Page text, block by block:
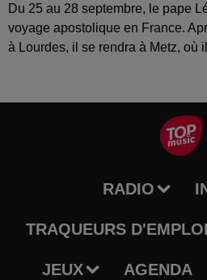
Du 25 au 28 septembre, le pape
voyage apostolique en France.
à Lourdes, il se rendra à Metz, où
RADIO
TRAQUEURS D'EMPLOI
JEUX AGENDA